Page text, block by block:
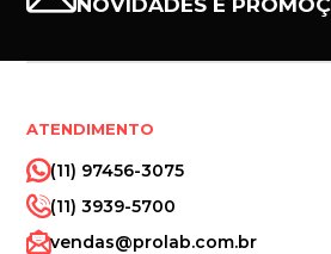
NOVIDADES E
ATENDIMENTO
(11) 97456-3075
(11) 3939-5700
vendas@prolab.com.br